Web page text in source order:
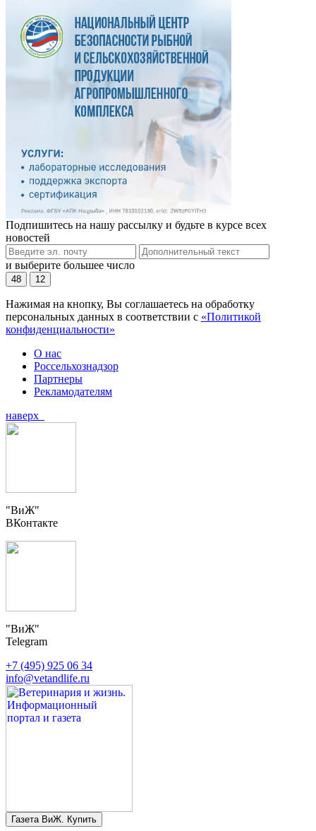
Подпишитесь на нашу рассылку и будьте в курсе всех
новостей
и выберите большее число
48 12
Нажимая на кнопку, Вы соглашаетесь на обработку
персональных данных в соответствии с «Политикой
конфиденциальности»
О нас
Россельхознадзор
Партнеры
Рекламодателям
наверх
"ВиЖ"
ВКонтакте
"ВиЖ"
Telegram
+7 (495) 925 06 34
info@vetandlife.ru
Газета ВиЖ. Купить